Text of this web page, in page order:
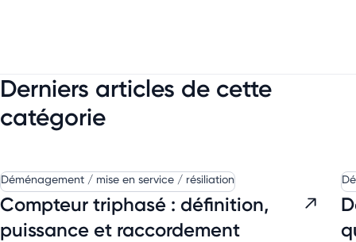
Derniers articles de cette
catégorie
Déménagement / mise en service / résiliation
Compteur triphasé : définition,
puissance et raccordement